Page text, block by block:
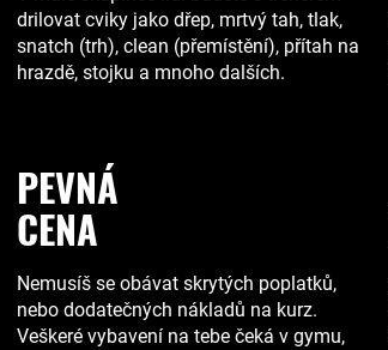
drilovat cviky jako dřep, mrtvý tah, tlak,
snatch (trh), clean (přemístění), přítah na
hrazdě, stojku a mnoho dalších.
PEVNÁ
CENA
Nemusíš se obávat skrytých poplatků,
nebo dodatečných nákladů na kurz.
Veškeré vybavení na tebe čeká v gymu,